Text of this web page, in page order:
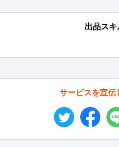
出品ス
サービスを宣伝